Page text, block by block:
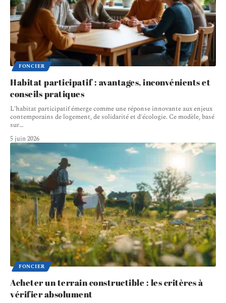
FONCIER
Habitat participatif : avantages, inconvénients et
conseils pratiques
L'habitat participatif émerge comme une réponse innovante aux enjeux
contemporains de logement, de solidarité et d'écologie. Ce modèle, basé
sur…
5 juin 2026
FONCIER
Acheter un terrain constructible : les critères à
vérifier absolument